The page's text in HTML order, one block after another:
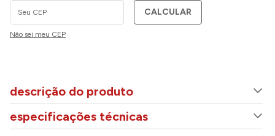
CALCULAR
Não sei meu CEP
descrição do produto
especificações técnicas